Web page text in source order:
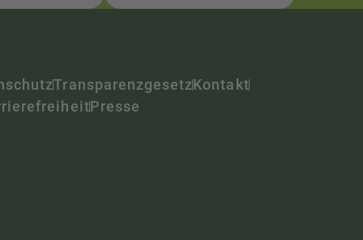
TransparenzgesetzKontakt
Presse